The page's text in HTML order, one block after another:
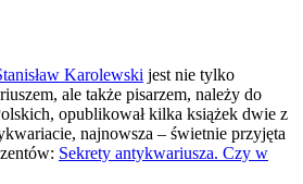
Karolewski jest nie tylko
ale także pisarzem, należy do
opublikował kilka książek dwie z
najnowsza – świetnie przyjęta
Sekrety antykwariusza. Czy w